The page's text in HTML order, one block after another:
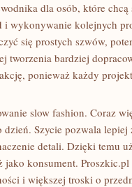
dla osób, które
i wykonywanie kolejnych
się prostych szwów,
tworzenia bardziej
ponieważ każdy
slow fashion. Coraz
Szycie pozwala lepiej
detali. Dzięki temu
konsument.
i większej troski o